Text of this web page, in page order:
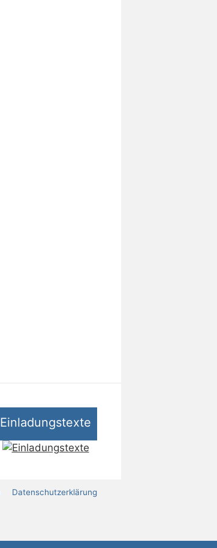
Einladungstexte
Datenschutz­erklärung